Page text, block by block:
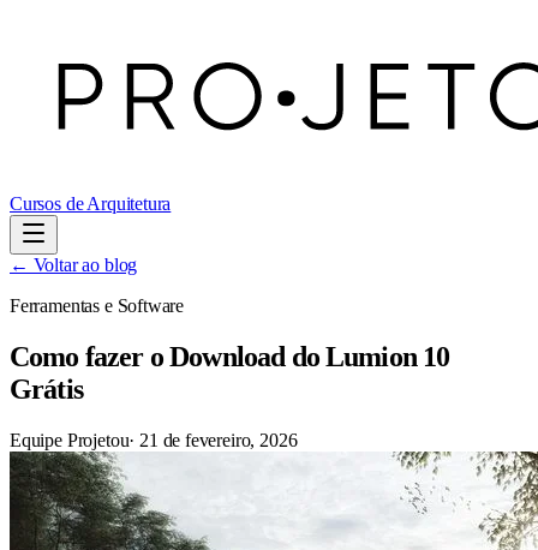
Cursos de Arquitetura
← Voltar ao blog
Ferramentas e Software
Como fazer o Download do Lumion 10
Grátis
Equipe Projetou· 21 de fevereiro, 2026